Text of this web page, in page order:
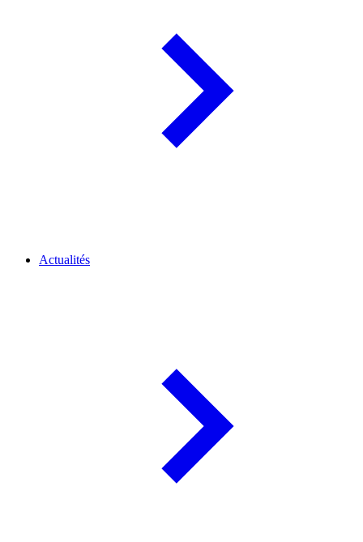
Actualités